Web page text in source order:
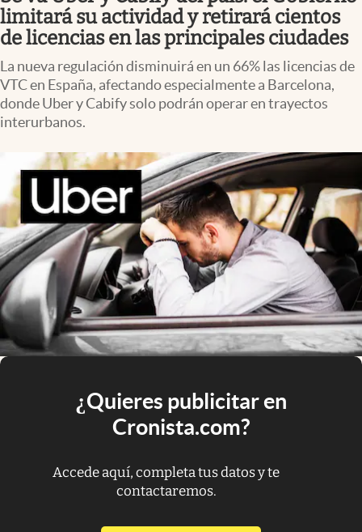
limitará su actividad y retirará cientos
de licencias en las principales ciudades
La nueva regulación disminuirá en un 66% las licencias de
VTC en España, afectando especialmente a Barcelona,
donde Uber y Cabify solo podrán operar en trayectos
interurbanos.
¿Quieres publicitar en
Cronista.com?
Accede aquí, completa tus datos y te
contactaremos.